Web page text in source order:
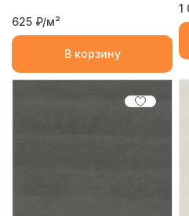
625 ₽/м²
В корзину
1